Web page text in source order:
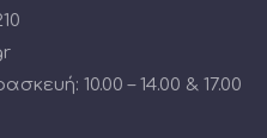
10.00 – 14.00 & 17.00